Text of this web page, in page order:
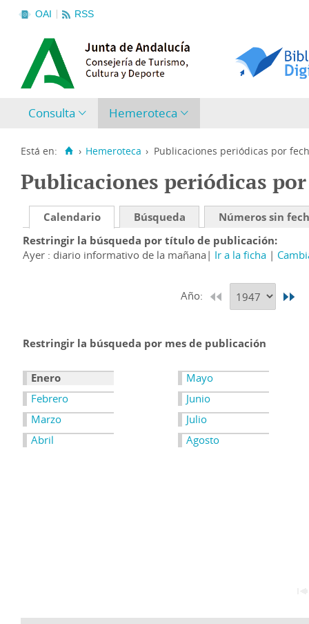
OAI RSS
Consulta Hemeroteca
Está en: › Hemeroteca › Publicaciones periódicas por
Publicaciones periódicas
Calendario Búsqueda
Números sin
Restringir la búsqueda por título de publicación
Ayer : diario informativo de la mañana
Ir a la ficha
Año:
Restringir la búsqueda por mes de publicación
Enero
Febrero
Marzo
Abril
Mayo
Junio
Julio
Agosto